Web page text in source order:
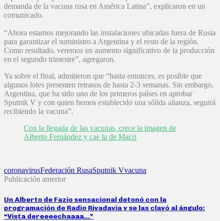
demanda de la vacuna rusa en América Latina”, explicaron en un
comunicado.
“Ahora estamos mejorando las instalaciones ubicadas fuera de Rusia
para garantizar el suministro a Argentina y el resto de la región.
Como resultado, veremos un aumento significativo de la producción
en el segundo trimestre”, agregaron.
Ya sobre el final, admitieron que “hasta entonces, es posible que
algunos lotes presenten retrasos de hasta 2-3 semanas. Sin embargo,
Argentina, que ha sido uno de los primeros países en aprobar
Sputnik V y con quien hemos establecido una sólida alianza, seguirá
recibiendo la vacuna”.
Con la llegada de las vacunas, crece la imagen de
Alberto Fernández y cae la de Macri
coronavirusFederación RusaSputnik Vvacuna
Publicación anterior
Un Alberto de Fazio sensacional detonó con la
programación de Radio Rivadavia y se las clavó al ángulo:
“Vista dereeeechaaaa…”